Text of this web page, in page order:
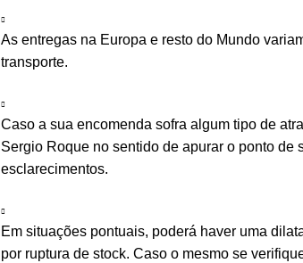
As entregas na Europa e resto do Mundo
transporte.
Caso a sua encomenda sofra algum tipo de
Sergio Roque no sentido de apurar o ponto de
esclarecimentos.
Em situações pontuais, poderá haver uma
por ruptura de stock. Caso o mesmo se